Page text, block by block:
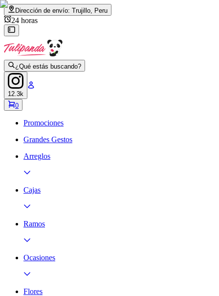
Dirección de envío: Trujillo, Peru
24 horas
¿Qué estás buscando?
12.3k
0
Promociones
Grandes Gestos
Arreglos
Cajas
Ramos
Ocasiones
Flores